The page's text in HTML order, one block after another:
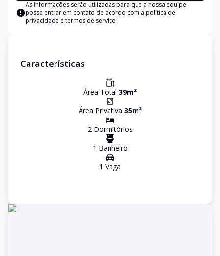
As informações serão utilizadas para que a nossa equipe
possa entrar em contato de acordo com a política de
privacidade e termos de serviço
Características
Área Total 39m²
Área Privativa 35m²
2Dormitórios
1 Banheiro
1 Vaga